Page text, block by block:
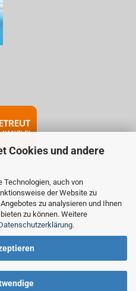
Cookies und andere
Technologien, auch von
der Website zu
zu analysieren und Ihnen
zu können. Weitere
.
"Fairness im Handel".
im-handel.de